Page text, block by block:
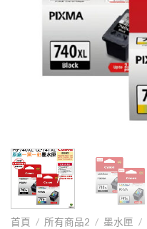
首頁 / 所有商品2 / 墨水匣 /